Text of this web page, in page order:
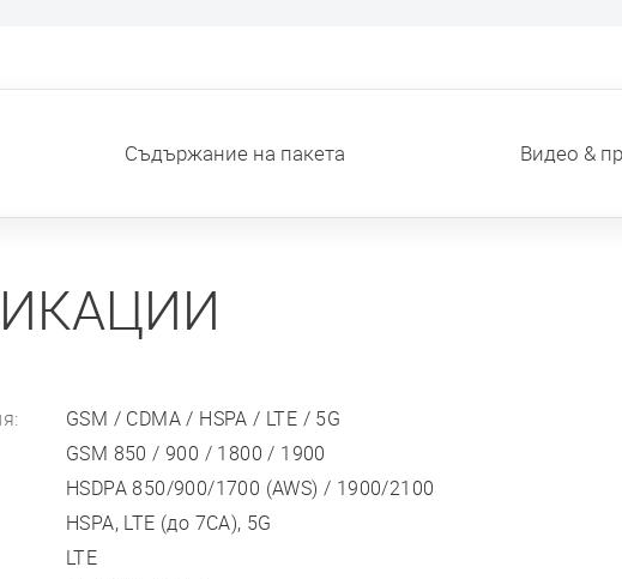
Съдържание на пакета Видео &
GSM / CDMA / HSPA / LTE / 5G
GSM 850 / 900 / 1800 / 1900
HSDPA 850/900/1700 (AWS) / 1900/2100
HSPA, LTE (до 7CA), 5G
LTE